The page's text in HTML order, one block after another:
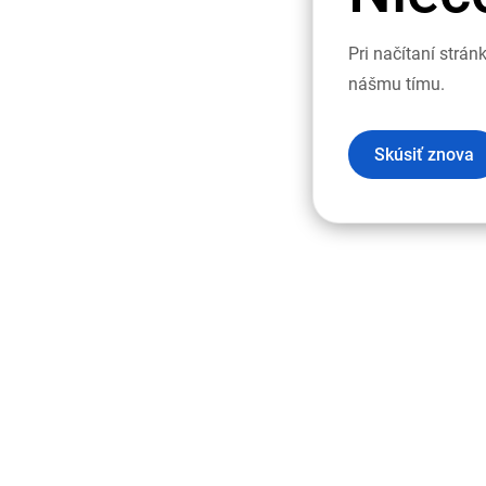
Pri načítaní
nášmu tímu.
Skúsiť znova